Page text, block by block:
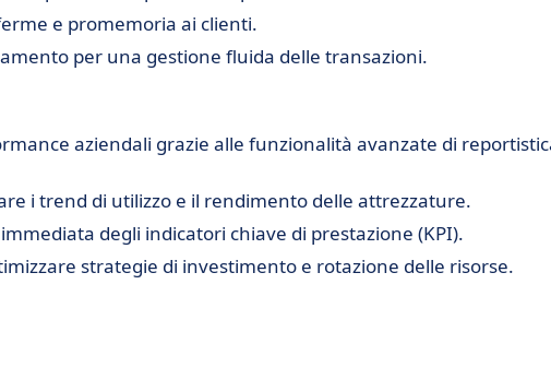
e promemoria ai clienti.
per una gestione fluida delle transazioni.
aziendali grazie alle funzionalità avanzate di
i trend di utilizzo e il rendimento delle attrezzature.
degli indicatori chiave di prestazione (KPI).
strategie di investimento e rotazione delle risorse.